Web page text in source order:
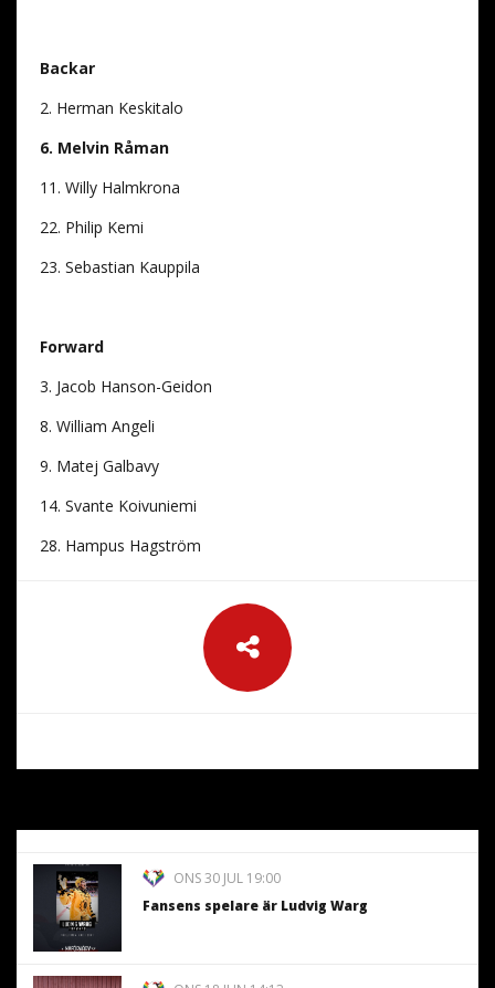
Backar
2. Herman Keskitalo
6. Melvin Råman
11. Willy Halmkrona
22. Philip Kemi
23. Sebastian Kauppila
Forward
3. Jacob Hanson-Geidon
8. William Angeli
9. Matej Galbavy
14. Svante Koivuniemi
28. Hampus Hagström
ONS 30 JUL 19:00
Fansens spelare är Ludvig Warg